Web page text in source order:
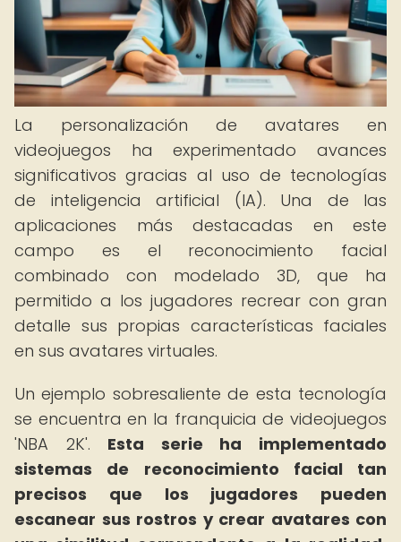
La personalización de avatares en
videojuegos ha experimentado avances
significativos gracias al uso de tecnologías
de inteligencia artificial (IA). Una de las
aplicaciones más destacadas en este
campo es el reconocimiento facial
combinado con modelado 3D, que ha
permitido a los jugadores recrear con gran
detalle sus propias características faciales
en sus avatares virtuales.
Un ejemplo sobresaliente de esta tecnología
se encuentra en la franquicia de videojuegos
'NBA 2K'. Esta serie ha implementado
sistemas de reconocimiento facial tan
precisos que los jugadores pueden
escanear sus rostros y crear avatares con